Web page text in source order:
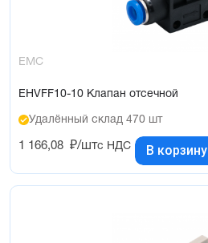
EMC
EHVFF10-10 Клапан отсечной
Удалённый склад 470 шт
1 166,08 ₽/штс НДС В корзину